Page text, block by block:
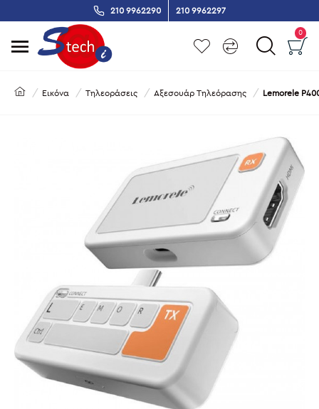
210 9962290 210 9962297
0
Εικόνα Τηλεοράσεις Αξεσουάρ Τηλεόρασης Lemorele